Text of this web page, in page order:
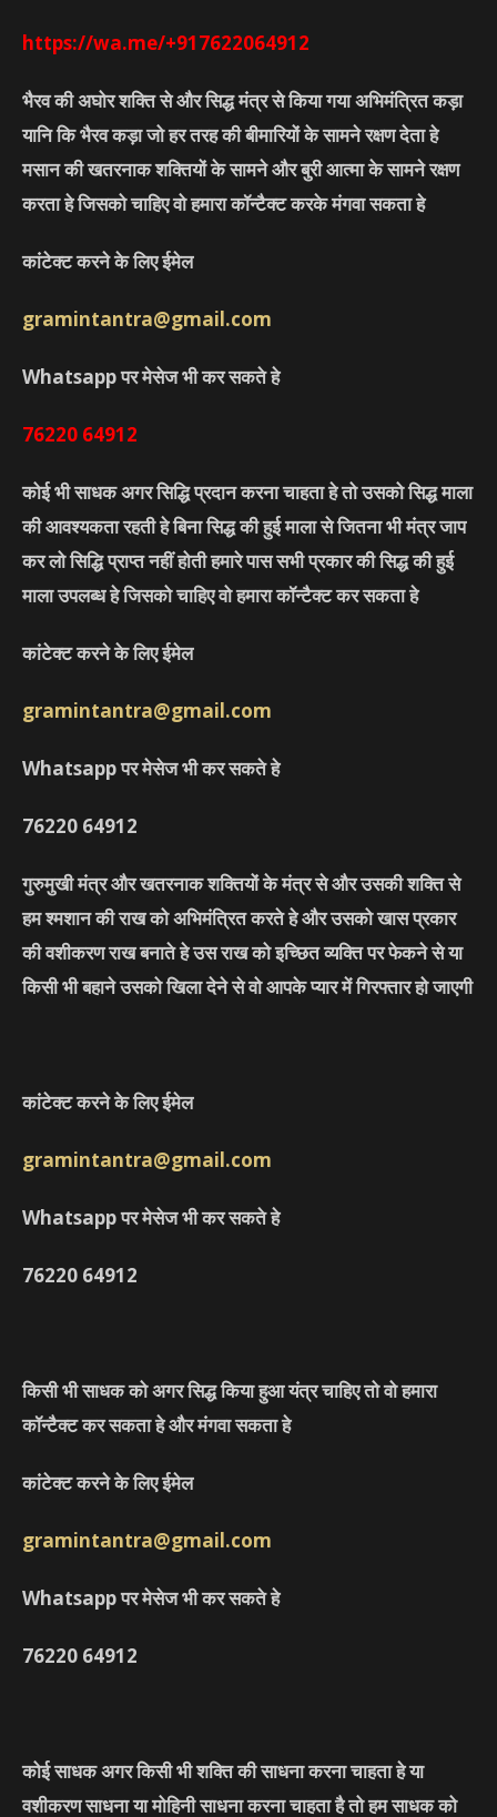
https://wa.me/+917622064912
भैरव की अघोर शक्ति से और सिद्ध मंत्र से किया गया अभिमंत्रित कड़ा
यानि कि भैरव कड़ा जो हर तरह की बीमारियों के सामने रक्षण देता हे
मसान की खतरनाक शक्तियों के सामने और बुरी आत्मा के सामने रक्षण
करता हे जिसको चाहिए वो हमारा कॉन्टैक्ट करके मंगवा सकता हे
कांटेक्ट करने के लिए ईमेल
gramintantra@gmail.com
Whatsapp पर मेसेज भी कर सकते हे
76220 64912
कोई भी साधक अगर सिद्धि प्रदान करना चाहता हे तो उसको सिद्ध माला
की आवश्यकता रहती हे बिना सिद्ध की हुई माला से जितना भी मंत्र जाप
कर लो सिद्धि प्राप्त नहीं होती हमारे पास सभी प्रकार की सिद्ध की हुई
माला उपलब्ध हे जिसको चाहिए वो हमारा कॉन्टैक्ट कर सकता हे
कांटेक्ट करने के लिए ईमेल
gramintantra@gmail.com
Whatsapp पर मेसेज भी कर सकते हे
76220 64912
गुरुमुखी मंत्र और खतरनाक शक्तियों के मंत्र से और उसकी शक्ति से
हम श्मशान की राख को अभिमंत्रित करते हे और उसको खास प्रकार
की वशीकरण राख बनाते हे उस राख को इच्छित व्यक्ति पर फेकने से या
किसी भी बहाने उसको खिला देने से वो आपके प्यार में गिरफ्तार हो जाएगी
कांटेक्ट करने के लिए ईमेल
gramintantra@gmail.com
Whatsapp पर मेसेज भी कर सकते हे
76220 64912
किसी भी साधक को अगर सिद्ध किया हुआ यंत्र चाहिए तो वो हमारा
कॉन्टैक्ट कर सकता हे और मंगवा सकता हे
कांटेक्ट करने के लिए ईमेल
gramintantra@gmail.com
Whatsapp पर मेसेज भी कर सकते हे
76220 64912
कोई साधक अगर किसी भी शक्ति की साधना करना चाहता हे या
वशीकरण साधना या मोहिनी साधना करना चाहता है तो हम साधक को